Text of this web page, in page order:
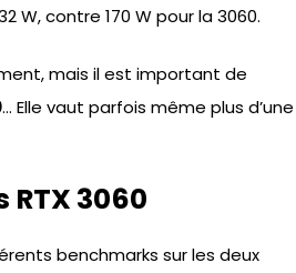
W, contre 170 W pour la 3060.
mais il est important de
… Elle vaut parfois même plus d’une
RTX 3060
benchmarks sur les deux